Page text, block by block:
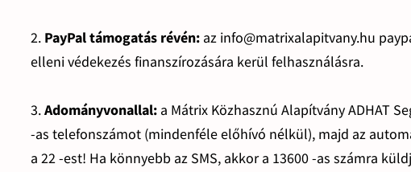
2. PayPal támogatás révén: az info@matrixalapitvany.hu
elleni védekezés finanszírozására kerül felhasználásra.
3.Adományvonallal: a Mátrix Közhasznú Alapítvány ADHAT
-as telefonszámot (mindenféle előhívó nélkül), majd az
a 22 -est! Ha könnyebb az SMS, akkor a 13600 -as számra